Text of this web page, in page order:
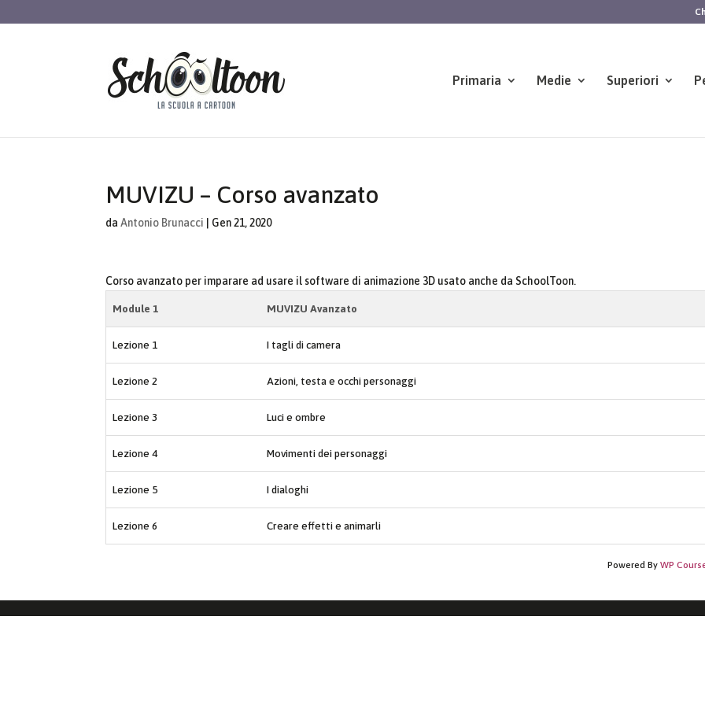
Primaria Medie Superiori
MUVIZU – Corso avanzato
daAntonio Brunacci Gen 21, 2020
Corso avanzato per imparare ad usare il software di animazione 3D usato anche da SchoolToon.
Module 1 MUVIZU Avanzato
Lezione 1 I tagli di camera
Lezione 2 Azioni, testa e occhi personaggi
Lezione 3 Luci e ombre
Lezione 4 Movimenti dei personaggi
Lezione 5 I dialoghi
Lezione 6 Creare effetti e animarli
Powered ByWP